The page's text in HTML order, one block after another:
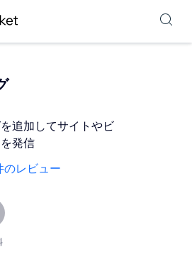
追加してサイトやビ
発信
レビュー